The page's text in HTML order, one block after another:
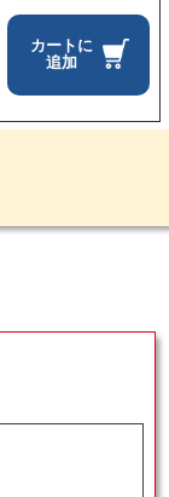
カートに
追加